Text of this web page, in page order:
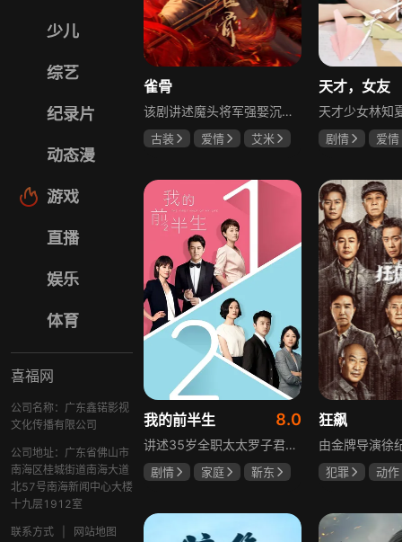
少儿
综艺
纪录片
动态漫
游戏
直播
娱乐
体育
喜福网
公司名称：广东鑫锘影视
文化传播有限公司
公司地址：广东省佛山市
南海区桂城街道南海大道
北57号南海新闻中心大楼
十九层1912室
联系方式
网站地图
雀骨
该剧讲述魔头将军强娶沉迷机关术的财迷假千金，两人从契约夫妻起步，在生死局中互扒马甲，爱意与杀意交织共生。过程中他们揭露朝堂阴谋，破解生死乱局，最终共同守护家国太平，融合了权谋、爱情、冒险等多重元素，情节跌宕起伏。
古装 爱情
艾米
天才，女友
剧情
爱情
我的前半生 8.0
讲述35岁全职太太罗子君因丈夫突然离婚陷入人生谷底，带孩子闯入社会，从安逸走向落魄。贺涵作为事业有成的精英，平静生活被罗子君打破，需应对各类突发状况。生活逼迫罗子君重拾骨气，贺涵也收获温暖，二人历经波折，罗子君实现自我成长，贺涵也找到人生新方向，展现都市女性蜕变与情感纠葛。
剧情 家庭
靳东
狂飙
犯罪
动作